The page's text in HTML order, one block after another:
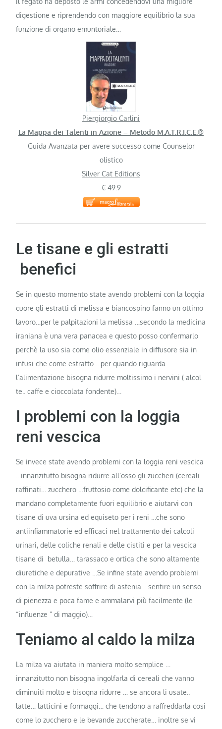
digestione e riprendendo con maggiore equilibrio la sua
funzione di organo emuntoriale…
Piergiorgio Carlini
La Mappa dei Talenti in Azione – Metodo M.A.T.R.I.C.E.®
Guida Avanzata per avere successo come Counselor
olistico
Silver Cat Editions
€ 49.9
Le tisane e gli estratti
benefici
Se in questo momento state avendo problemi con la loggia
cuore gli estratti di melissa e biancospino fanno un ottimo
lavoro…per le palpitazioni la melissa …secondo la medicina
iraniana è una vera panacea e questo posso confermarlo
perchè la uso sia come olio essenziale in diffusore sia in
infusi che come estratto …per quando riguarda
l’alimentazione bisogna ridurre moltissimo i nervini ( alcol
te.. caffe e cioccolata fondente)…
I problemi con la loggia
reni vescica
Se invece state avendo problemi con la loggia reni vescica
…innanzitutto bisogna ridurre all’osso gli zuccheri (cereali
raffinati… zucchero …fruttosio come dolcificante etc) che la
mandano completamente fuori equilibrio e aiutarvi con
tisane di uva ursina ed equiseto per i reni …che sono
antiinfiammatorie ed efficaci nel trattamento dei calcoli
urinari, delle coliche renali e delle cistiti e per la vescica
tisane di betulla… tarassaco e ortica che sono altamente
diuretiche e depurative …Se infine state avendo problemi
con la milza potreste soffrire di astenia… sentire un senso
di pienezza e poca fame e ammalarvi più facilmente (le
“influenze ” di maggio)…
Teniamo al caldo la milza
La milza va aiutata in maniera molto semplice …
innanzitutto non bisogna ingolfarla di cereali che vanno
diminuiti molto e bisogna ridurre … se ancora li usate..
latte… latticini e formaggi… che tendono a raffreddarla cosi
come lo zucchero e le bevande zuccherate… inoltre se vi